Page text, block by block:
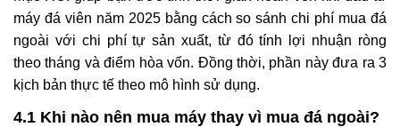
máy đá viên năm 2025 bằng cách so sánh chi phí mua đá
ngoài với chi phí tự sản xuất, từ đó tính lợi nhuận ròng
theo tháng và điểm hòa vốn. Đồng thời, phần này đưa ra 3
kịch bản thực tế theo mô hình sử dụng.
4.1 Khi nào nên mua máy thay vì mua đá ngoài?